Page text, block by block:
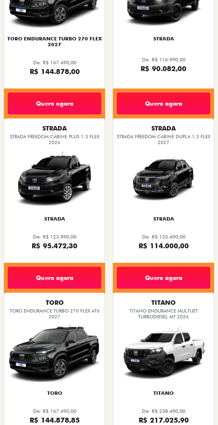
TORO ENDURANCE TURBO 270 FLEX
2027
De: R$ 167.490,00
R$ 144.878,00
Quero agora
STRADA
De: R$ 116.990,00
R$ 90.082,00
Quero agora
STRADA
STRADA FREEDOM CABINE PLUS 1.3 FLEX
2026
STRADA
De: R$ 123.990,00
R$ 95.472,30
Quero agora
STRADA
STRADA FREEDOM CABINE DUPLA 1.3 FLEX
2027
STRADA
De: R$ 133.490,00
R$ 114.000,00
Quero agora
TORO
TORO ENDURANCE TURBO 270 FLEX AT6
2027
TORO
De: R$ 167.490,00
R$ 144.878,85
TITANO
TITANO ENDURANCE MULTIJET
TURBODIESEL MT 2026
TITANO
De: R$ 238.490,00
R$ 217.025,90